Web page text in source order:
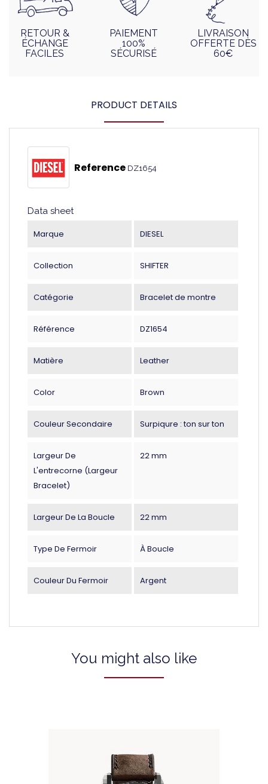
RETOUR &
ÉCHANGE
FACILES
PAIEMENT
100%
SÉCURISÉ
LIVRAISON
OFFERTE DÈS
60€
PRODUCT DETAILS
Reference DZ1654
Data sheet
Marque DIESEL
Collection SHIFTER
Catégorie Bracelet de montre
Référence DZ1654
Matière Leather
Color Brown
Couleur Secondaire Surpiqure : ton sur ton
Largeur De
L'entrecorne (largeur
Bracelet)
22 mm
Largeur De La Boucle 22 mm
Type De Fermoir À Boucle
Couleur Du Fermoir Argent
You might also like